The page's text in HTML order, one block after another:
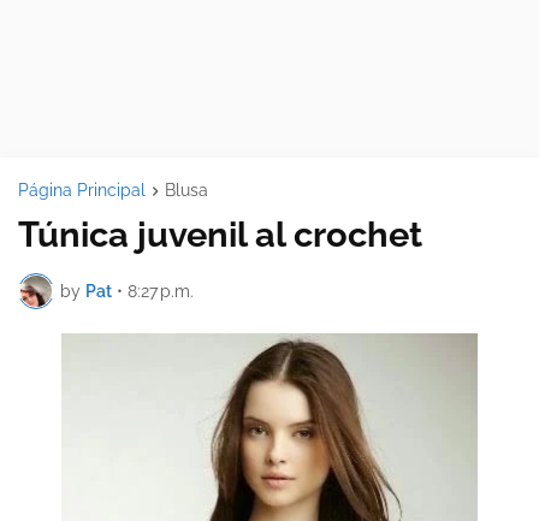
Página Principal Blusa
Túnica juvenil al crochet
by Pat • 8:27 p.m.